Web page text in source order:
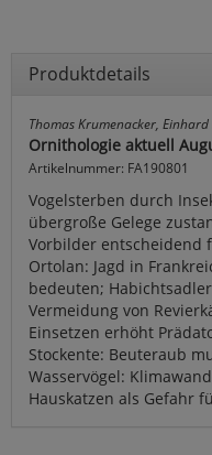
Produktdetails
Thomas Krumenacker, Einhard
Ornithologie aktuell
Artikelnummer: FA190801
Vogelsterben durch
übergroße Gelege
Vorbilder entscheidend
Ortolan: Jagd in
bedeuten;
Vermeidung von
Einsetzen erhöht
Stockente: Beuteraub
Wasservögel:
Hauskatzen als Gefahr